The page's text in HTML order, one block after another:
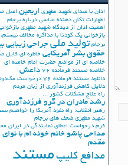
اذان با صدای شهید مطهری اربعین اصل
اظهارات تکان دهنده عباسی درباره برجام
اهمیت اذان از دیدگاه شهید مطهری
بازخوانی یک کودتا با مذاکره مخالف نیستم،
برجام تولید ملی جراحی زیبایی
حقوق بشر آمریکایی خاطره ای فایل
خلاصه ای از مواضع حضرت امام خامنه ای
خلاصه مستند فرمانده 76
داعش
دانلود مستند فرمانده 76
درخواست
دلایل کاهش فرزندآوری از زبان مردم
راه علاج مشکلات کشور ...
رشد مادران در گرو فرزندآوری
رهبر انقلاب: راه نفوذ آمریکا را خواهیم
شهید مطهری ضعف های برجام
فرم درخواست اعطای نمایندگی در ایران
مداحی پاشو خانم خونه ام با نوای
مقدم
مدافع کلیپ مستند